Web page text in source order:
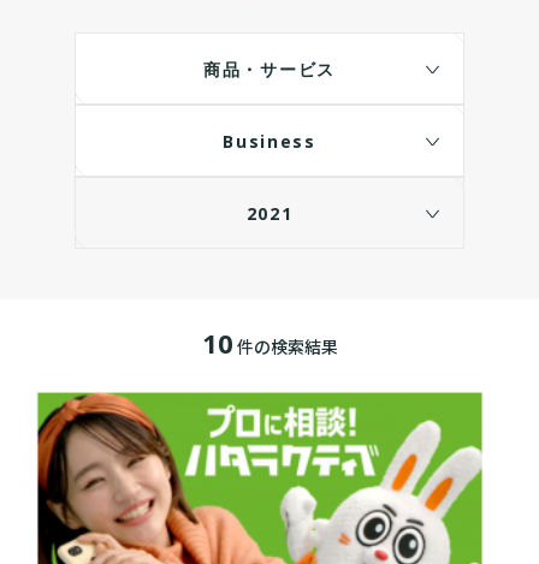
商品・サービス
Business
2021
10 件の検索結果